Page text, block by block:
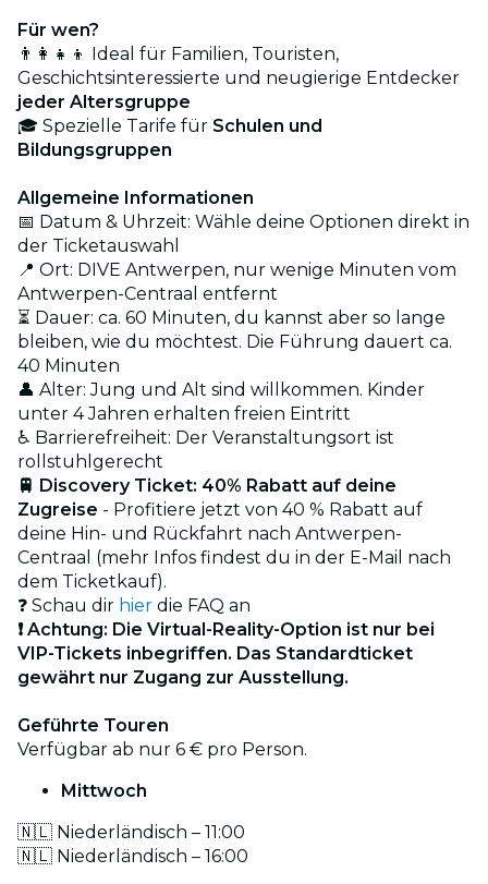
Für wen?
👨‍👩‍👧‍👦 Ideal für Familien, Touristen,
Geschichtsinteressierte und neugierige Entdecker
jeder Altersgruppe
🎓 Spezielle Tarife für Schulen und
Bildungsgruppen
Allgemeine Informationen
📅 Datum & Uhrzeit: Wähle deine Optionen direkt in
der Ticketauswahl
📍 Ort: DIVE Antwerpen, nur wenige Minuten vom
Antwerpen-Centraal entfernt
⏳ Dauer: ca. 60 Minuten, du kannst aber so lange
bleiben, wie du möchtest. Die Führung dauert ca.
40 Minuten
👤 Alter: Jung und Alt sind willkommen. Kinder
unter 4 Jahren erhalten freien Eintritt
♿ Barrierefreiheit: Der Veranstaltungsort ist
rollstuhlgerecht
🚆 Discovery Ticket: 40% Rabatt auf deine
Zugreise - Profitiere jetzt von 40 % Rabatt auf
deine Hin- und Rückfahrt nach Antwerpen-
Centraal (mehr Infos findest du in der E-Mail nach
dem Ticketkauf).
❓ Schau dir hier die FAQ an
❗ Achtung: Die Virtual-Reality-Option ist nur bei
VIP-Tickets inbegriffen. Das Standardticket
gewährt nur Zugang zur Ausstellung.
Geführte Touren
Verfügbar ab nur 6 € pro Person.
Mittwoch
🇳🇱 Niederländisch – 11:00
🇳🇱 Niederländisch – 16:00